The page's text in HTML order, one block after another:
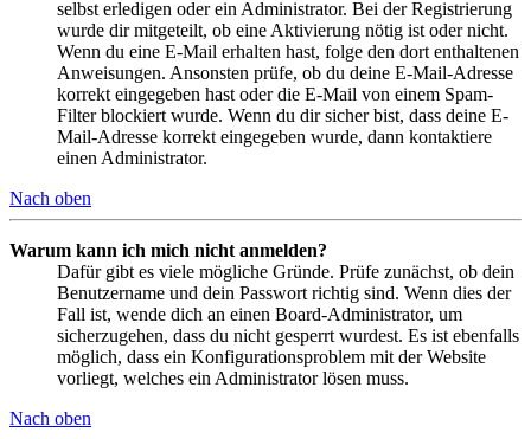
selbst erledigen oder ein Administrator. Bei der Registrierung
wurde dir mitgeteilt, ob eine Aktivierung nötig ist oder nicht.
Wenn du eine E-Mail erhalten hast, folge den dort enthaltenen
Anweisungen. Ansonsten prüfe, ob du deine E-Mail-Adresse
korrekt eingegeben hast oder die E-Mail von einem Spam-
Filter blockiert wurde. Wenn du dir sicher bist, dass deine E-
Mail-Adresse korrekt eingegeben wurde, dann kontaktiere
einen Administrator.
Nach oben
Warum kann ich mich nicht anmelden?
Dafür gibt es viele mögliche Gründe. Prüfe zunächst, ob dein
Benutzername und dein Passwort richtig sind. Wenn dies der
Fall ist, wende dich an einen Board-Administrator, um
sicherzugehen, dass du nicht gesperrt wurdest. Es ist ebenfalls
möglich, dass ein Konfigurationsproblem mit der Website
vorliegt, welches ein Administrator lösen muss.
Nach oben